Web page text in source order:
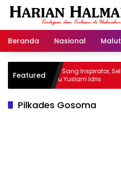
Langsung
Beranda
Nasional Malut
Featured
Jalan Sang Inspirator, Selamat
Abangku Yuslam Idris
Pilkades Gosoma